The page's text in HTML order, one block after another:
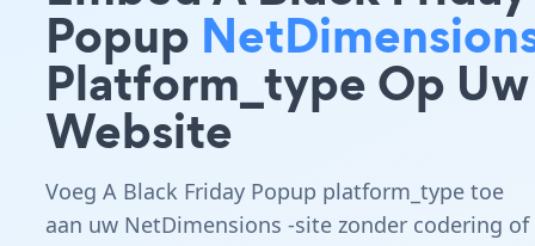
Popup
Platform_type Op Uw
Website
Voeg A Black Friday Popup platform_type toe
aan uw NetDimensions -site zonder codering of